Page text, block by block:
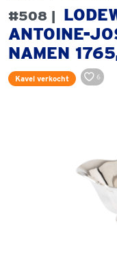
#508 |
ANTOINE-
NAMEN
Kavel verkocht 6